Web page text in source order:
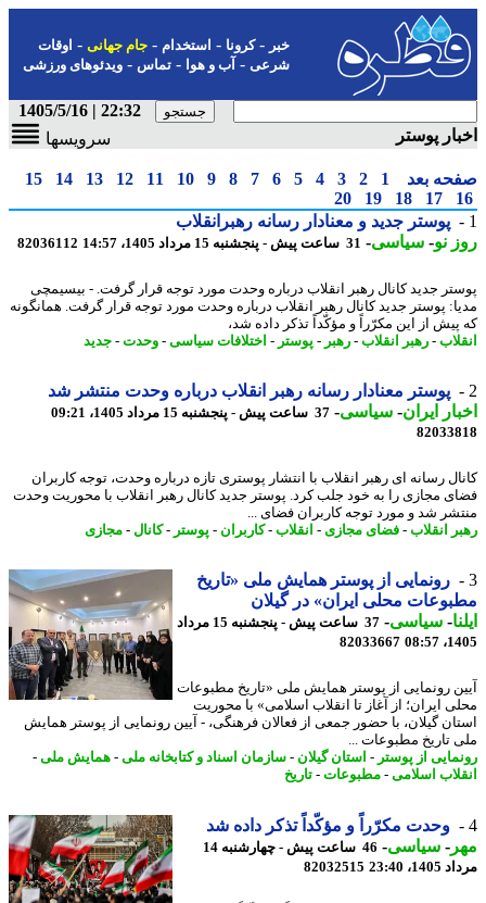
-کرونا-استخدام- جام جهانی-اوقات
شرعی-آب و هوا-تماس-ویدئوهای ورزشی
22:32 | 1405/5/16
پوستر
سرویسها
بعد 1
2
3
4
5
6
7
8
9
10
11
12
13
14
15
17
18
19
20
پوستر جدید و معنادار رسانه رهبرانقلاب
نو- سیاسی-31 ساعت پیش - پنجشنبه 15 مرداد 1405، 14:57 82036112
جدید کانال رهبر انقلاب درباره وحدت مورد توجه قرار گرفت. - بیسیمچی
پوستر جدید کانال رهبر انقلاب درباره وحدت مورد توجه قرار گرفت. همانگونه
از این مکرّراً و مؤکّداً تذکر داده شد،
-رهبر انقلاب-رهبر -پوستر-اختلافات سیاسی-وحدت-جدید
پوستر معنادار رسانه رهبر انقلاب درباره وحدت منتشر شد
ایران- سیاسی-37 ساعت پیش - پنجشنبه 15 مرداد 1405، 09:21
رسانه ای رهبر انقلاب با انتشار پوستری تازه درباره وحدت، توجه کاربران
مجازی را به خود جلب کرد. پوستر جدید کانال رهبر انقلاب با محوریت وحدت
شد و مورد توجه کاربران فضای ...
انقلاب-فضای مجازی- انقلاب-کاربران - پوستر-کانال-مجازی
رونمایی از پوستر همایش ملی «تاریخ
محلی ایران» در گیلان
-سیاسی-
37 ساعت پیش - پنجشنبه 15 مرداد
82033667
رونمایی از پوستر همایش ملی «تاریخ مطبوعات
ایران؛ از آغاز تا انقلاب اسلامی» با محوریت
گیلان، با حضور جمعی از فعالان فرهنگی، - آیین رونمایی از پوستر همایش
تاریخ مطبوعات ...
از پوستر-استان گیلان-سازمان اسناد و کتابخانه ملی -همایش ملی -
اسلامی-مطبوعات-تاریخ
وحدت مکرّراً و مؤکّداً تذکر داده شد
-سیاسی-
46 ساعت پیش - چهارشنبه 14
23:40
82032515